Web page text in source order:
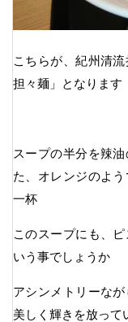
こちらが、紀州清
担々麺」となります
スープの半分を辣
た、オレンジのよ
一杯
このスープにも、
いう事でしょうか
アシンメトリーな
美しく輝きを放って